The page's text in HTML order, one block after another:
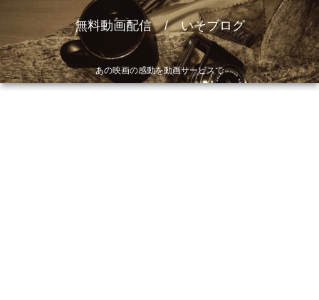
無料動画配信 / いそブログ
あの映画の感動を動画サービスで